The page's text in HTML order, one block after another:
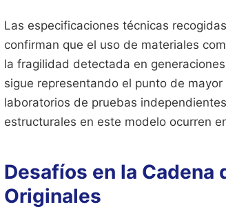
Las especificaciones técnicas
confirman que el uso de materiales
la fragilidad detectada en
sigue representando el punto de
laboratorios de pruebas
estructurales en este modelo ocurren
Desafíos en la Cadena
Originales